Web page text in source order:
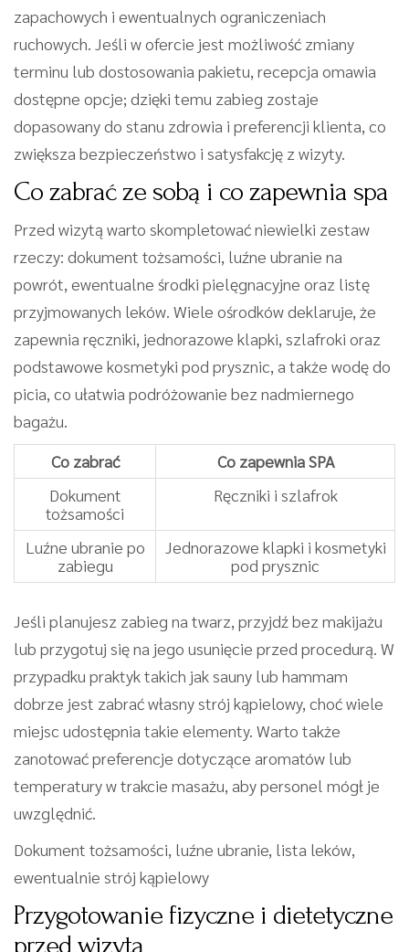
zapachowych i ewentualnych ograniczeniach
ruchowych. Jeśli w ofercie jest możliwość zmiany
terminu lub dostosowania pakietu, recepcja omawia
dostępne opcje; dzięki temu zabieg zostaje
dopasowany do stanu zdrowia i preferencji klienta, co
zwiększa bezpieczeństwo i satysfakcję z wizyty.
Co zabrać ze sobą i co zapewnia spa
Przed wizytą warto skompletować niewielki zestaw
rzeczy: dokument tożsamości, luźne ubranie na
powrót, ewentualne środki pielęgnacyjne oraz listę
przyjmowanych leków. Wiele ośrodków deklaruje, że
zapewnia ręczniki, jednorazowe klapki, szlafroki oraz
podstawowe kosmetyki pod prysznic, a także wodę do
picia, co ułatwia podróżowanie bez nadmiernego
bagażu.
Co zabrać
Co zapewnia SPA
Dokument
tożsamości
Ręczniki i szlafrok
Luźne ubranie po
zabiegu
Jednorazowe klapki i kosmetyki
pod prysznic
Jeśli planujesz zabieg na twarz, przyjdź bez makijażu
lub przygotuj się na jego usunięcie przed procedurą. W
przypadku praktyk takich jak sauny lub hammam
dobrze jest zabrać własny strój kąpielowy, choć wiele
miejsc udostępnia takie elementy. Warto także
zanotować preferencje dotyczące aromatów lub
temperatury w trakcie masażu, aby personel mógł je
uwzględnić.
Dokument tożsamości, luźne ubranie, lista leków,
ewentualnie strój kąpielowy
Przygotowanie fizyczne i dietetyczne
przed wizytą